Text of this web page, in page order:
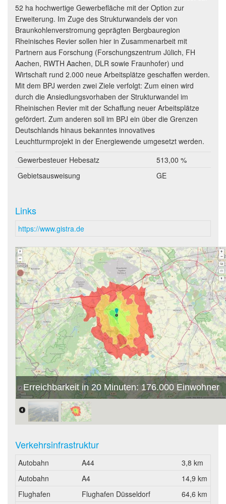
52 ha hochwertige Gewerbefläche mit der Option zur
Erweiterung. Im Zuge des Strukturwandels der von
Braunkohlenverstromung geprägten Bergbauregion
Rheinisches Revier sollen hier in Zusammenarbeit mit
Partnern aus Forschung (Forschungszentrum Jülich, FH
Aachen, RWTH Aachen, DLR sowie Fraunhofer) und
Wirtschaft rund 2.000 neue Arbeitsplätze geschaffen werden.
Mit dem BPJ werden zwei Ziele verfolgt: Zum einen wird
durch die Ansiedlungsvorhaben der Strukturwandel im
Rheinischen Revier mit der Schaffung neuer Arbeitsplätze
gefördert. Zum anderen soll im BPJ ein über die Grenzen
Deutschlands hinaus bekanntes innovatives
Leuchtturmprojekt in der Energiewende umgesetzt werden.
Gewerbesteuer Hebesatz
513,00 %
Gebietsausweisung
GE
Links
https://www.gistra.de
Erreichbarkeit in 20 Minuten: 176.000 Einwohner
Verkehrsinfrastruktur
Autobahn A44
3,8 km
Autobahn
A4
14,9 km
Flughafen
Flughafen Düsseldorf
64,6 km